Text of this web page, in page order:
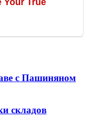
с Пашиняном
складов